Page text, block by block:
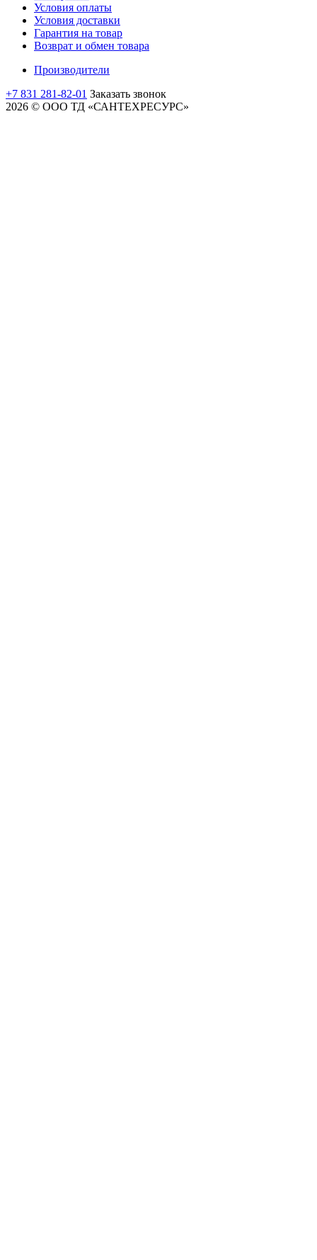
Условия оплаты
Условия доставки
Гарантия на товар
Возврат и обмен товара
Производители
+7 831 281-82-01 Заказать звонок
2026 © ООО ТД «САНТЕХРЕСУРС»